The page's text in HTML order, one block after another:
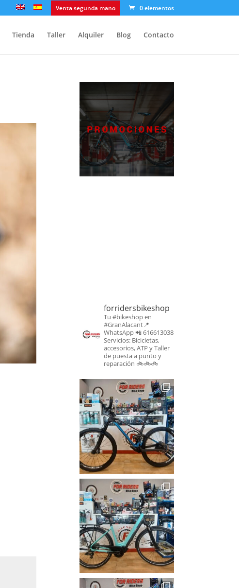
Venta segunda mano 0 elementos
Tienda Taller Alquiler Blog Contacto
forridersbikeshop
Tu #bikeshop en
#GranAlacant📍
WhatsApp 📲 616613038
Servicios: Bicicletas,
accesorios, ATP y Taller
de puesta a punto y
reparación 🚲🚲🚲